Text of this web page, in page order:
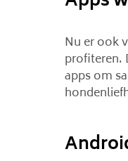
Nu er ook
profiteren.
apps om